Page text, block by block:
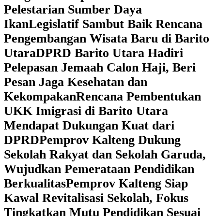
Pelestarian Sumber Daya
IkanLegislatif Sambut Baik Rencana
Pengembangan Wisata Baru di Barito
UtaraDPRD Barito Utara Hadiri
Pelepasan Jemaah Calon Haji, Beri
Pesan Jaga Kesehatan dan
KekompakanRencana Pembentukan
UKK Imigrasi di Barito Utara
Mendapat Dukungan Kuat dari
DPRD‎Pemprov Kalteng Dukung
Sekolah Rakyat dan Sekolah Garuda,
Wujudkan Pemerataan Pendidikan
Berkualitas‎Pemprov Kalteng Siap
Kawal Revitalisasi Sekolah, Fokus
Tingkatkan Mutu Pendidikan Sesuai